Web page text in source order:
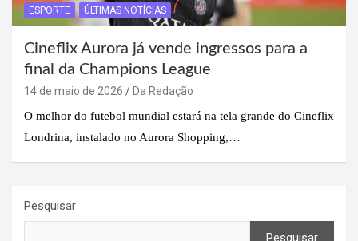
ESPORTE ÚLTIMAS NOTÍCIAS
Cineflix Aurora já vende ingressos para a
final da Champions League
14 de maio de 2026
Da Redação
O melhor do futebol mundial estará na tela grande do Cineflix
Londrina, instalado no Aurora Shopping,…
Pesquisar
Pesquisar